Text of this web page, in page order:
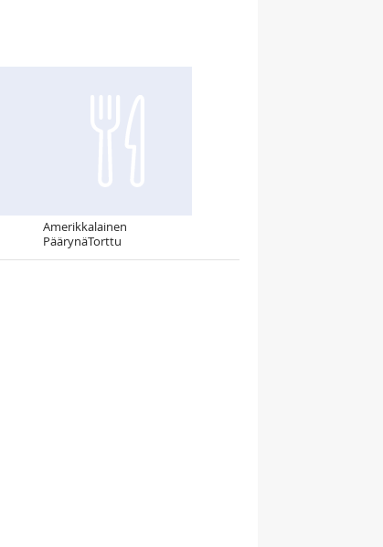
Amerikkalainen
PäärynäTorttu